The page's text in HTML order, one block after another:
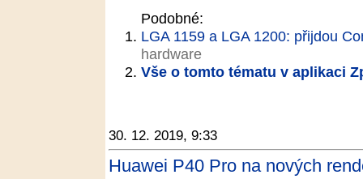
Podobné:
LGA 1159 a LGA 1200: přijdou
hardware
Vše o tomto tématu v aplikaci
30. 12. 2019, 9:33
Huawei P40 Pro na nových